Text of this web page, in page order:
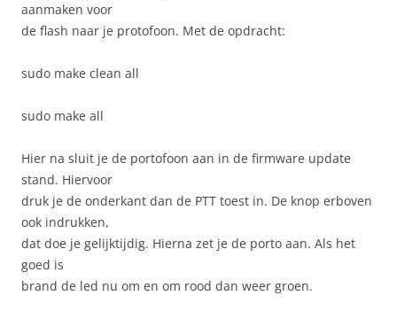
aanmaken voor
de flash naar je protofoon. Met de opdracht:
sudo make clean all
sudo make all
Hier na sluit je de portofoon aan in de firmware update
stand. Hiervoor
druk je de onderkant dan de PTT toest in. De knop erboven
ook indrukken,
dat doe je gelijktijdig. Hierna zet je de porto aan. Als het
goed is
brand de led nu om en om rood dan weer groen.